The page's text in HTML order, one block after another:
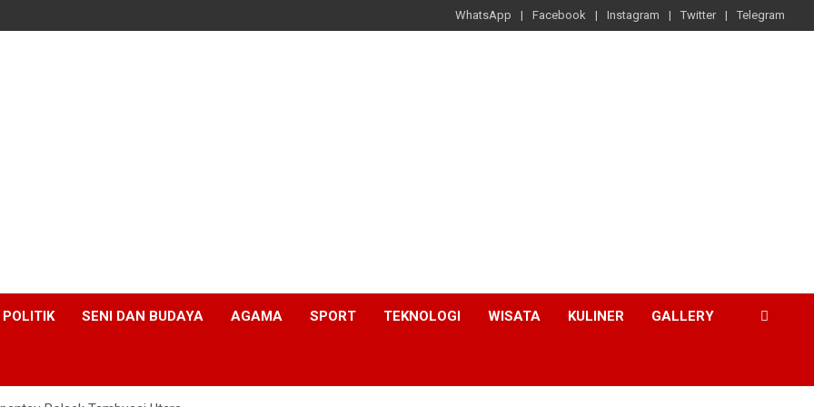
WhatsApp Facebook Instagram Twitter Telegram
POLITIK SENI DAN BUDAYA AGAMA SPORT TEKNOLOGI WISATA KULINER GALLERY